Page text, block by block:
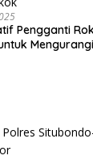
Pengganti